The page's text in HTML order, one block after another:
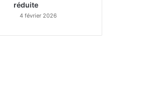
réduite
4 février 2026